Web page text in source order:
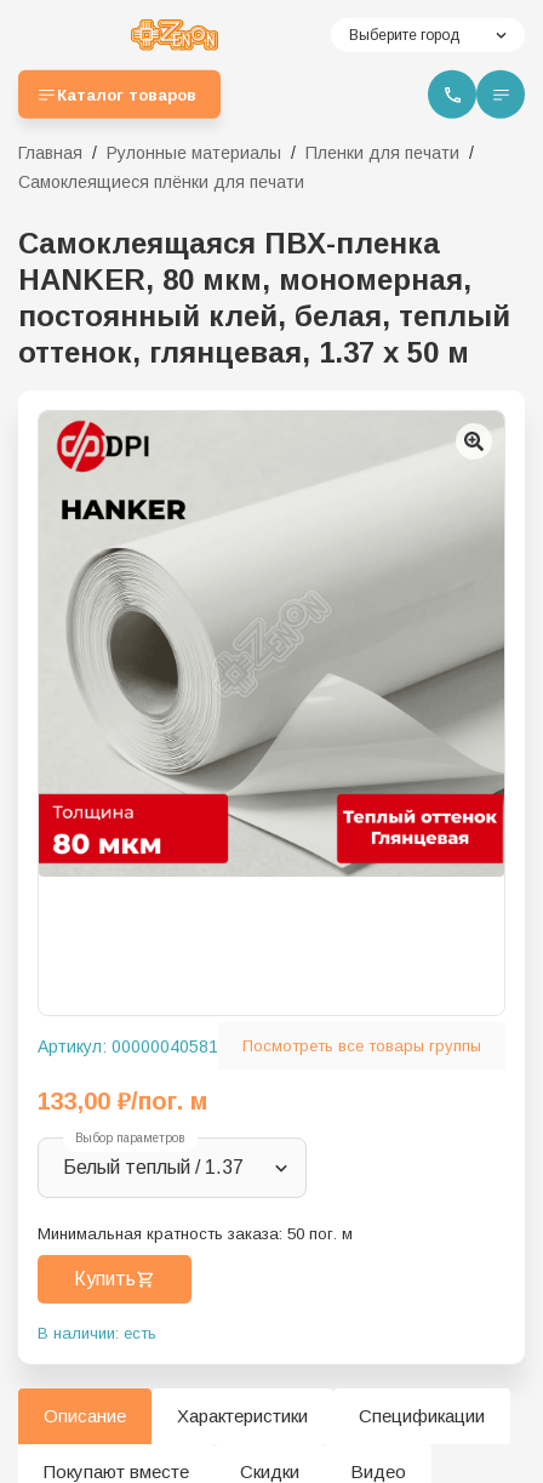
Выберите город
Каталог товаров
Главная Рулонные материалы
Пленки для печати
Самоклеящиеся плёнки для печати
Самоклеящаяся ПВХ-пленка
HANKER, 80 мкм, мономерная,
постоянный клей, белая, теплый
оттенок, глянцевая, 1.37 х 50 м
Артикул: 00000040581 Посмотреть все товары группы
133,00 ₽/пог. м
Выбор параметров
Белый теплый / 1.37
Минимальная кратность заказа: 50 пог. м
Купить
В наличии: есть
Описание Характеристики Спецификации
Покупают вместе Скидки Видео